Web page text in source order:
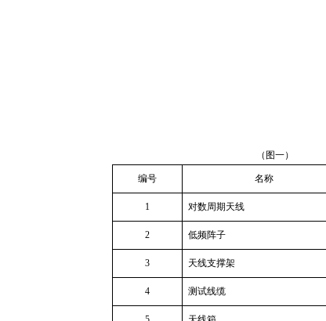
（图一）
编号 名称
1 对数周期天线
2 低频阵子
3 天线支撑架
4 测试线缆